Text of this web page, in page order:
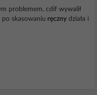
problemem, cdif wywalił
po skasowaniu ręczny działa i